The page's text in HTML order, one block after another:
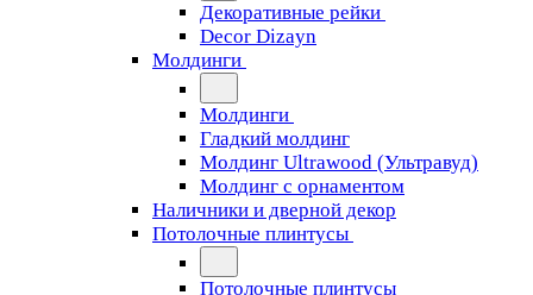
Декоративные рейки
Decor Dizayn
Молдинги
Молдинги
Гладкий молдинг
Молдинг Ultrawood (Ультравуд)
Молдинг с орнаментом
Наличники и дверной декор
Потолочные плинтусы
Потолочные плинтусы